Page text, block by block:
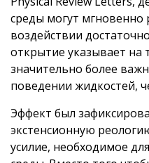
среды могут мгновенно
воздействии
открытие указывает на
значительно более
поведении жидкостей,
Эффект был
экстенсионную
усилие, необходимое